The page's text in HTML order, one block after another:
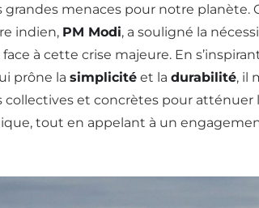
grandes menaces pour notre planète.
indien, PM Modi, a souligné la
à cette crise majeure. En
prône la simplicité et la durabilité, il
collectives et concrètes pour
tout en appelant à un